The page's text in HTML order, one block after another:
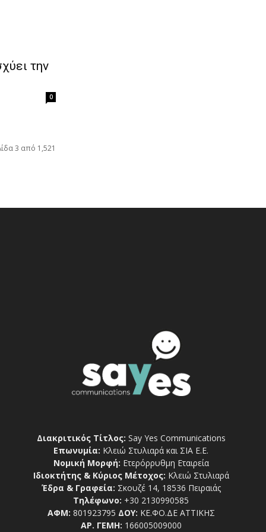
την
0
3 από 1,521
Διακριτικός Τίτλος: Say Yes Communications
Επωνυμία: Κλειώ Στυλιαρά και ΣΙΑ Ε.Ε.
Νομική Μορφή: Ετερόρρυθμη Εταιρεία
Ιδιοκτήτης & Κύριος Μέτοχος: Κλειώ Στυλιαρά
Έδρα & Γραφεία: Σκουζέ 14, 18536 Πειραιάς
Τηλέφωνο: +30 2130990585
ΑΦΜ: 801923795 ΔΟΥ: ΚΕ.ΦΟ.ΔΕ ΑΤΤΙΚΗΣ
ΑΡ. ΓΕΜΗ: 166005009000